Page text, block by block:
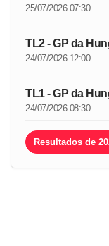
25/07/2026 07:30
TL2 - GP da
24/07/2026 12:00
TL1 - GP da
24/07/2026 08:30
Resultados de